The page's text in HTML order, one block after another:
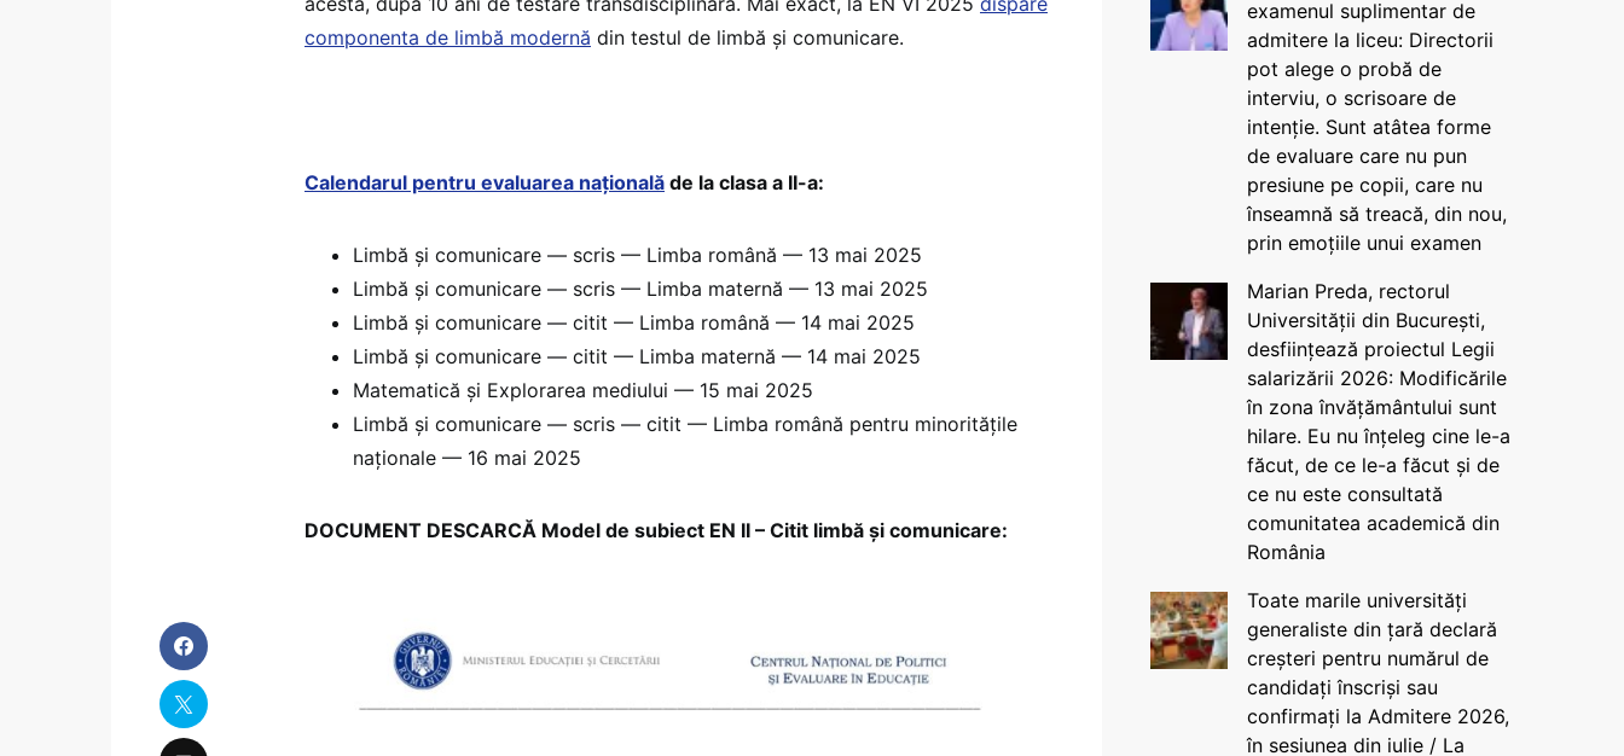
componenta de limbă modernă din testul de limbă și comunicare.
Calendarul pentru evaluarea națională de la clasa a II-a:
Limbă și comunicare — scris — Limba română — 13 mai 2025
Limbă și comunicare — scris — Limba maternă — 13 mai 2025
Limbă și comunicare — citit — Limba română — 14 mai 2025
Limbă și comunicare — citit — Limba maternă — 14 mai 2025
Matematică și Explorarea mediului — 15 mai 2025
Limbă și comunicare — scris — citit — Limba română pentru minoritățile
naționale — 16 mai 2025
DOCUMENT DESCARCĂ Model de subiect EN II – Citit limbă și comunicare:
examenul suplimentar de
admitere la liceu: Directorii
pot alege o probă de
interviu, o scrisoare de
intenție. Sunt atâtea forme
de evaluare care nu pun
presiune pe copii, care nu
înseamnă să treacă, din nou,
prin emoțiile unui examen
Marian Preda, rectorul
Universității din București,
desființează proiectul Legii
salarizării 2026: Modificările
în zona învățământului sunt
hilare. Eu nu înțeleg cine le-a
făcut, de ce le-a făcut și de
ce nu este consultată
comunitatea academică din
România
Toate marile universități
generaliste din țară declară
creșteri pentru numărul de
candidați înscriși sau
confirmați la Admitere 2026,
în sesiunea din iulie / La